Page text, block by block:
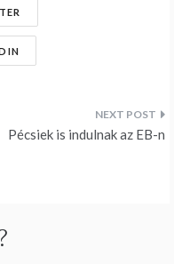
Pécsiek is indulnak az EB-n